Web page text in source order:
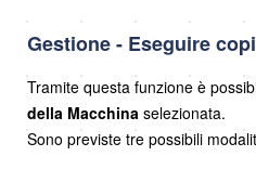
Gestione - Eseguire
Tramite questa funzione è
della Macchina selezionata.
Sono previste tre possibili